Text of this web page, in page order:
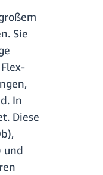
Sie
In
Diese
und